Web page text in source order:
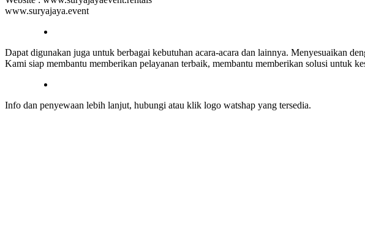
www.suryajaya.event
Dapat digunakan juga untuk berbagai kebutuhan acara-acara dan lainnya. Menyesuaikan
Kami siap membantu memberikan pelayanan terbaik, membantu memberikan solusi untuk
Info dan penyewaan lebih lanjut, hubungi atau klik logo watshap yang tersedia.